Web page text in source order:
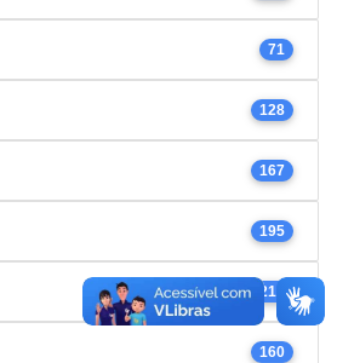
71
128
167
195
214
160